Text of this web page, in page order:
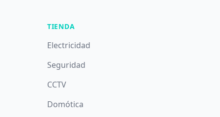
TIENDA
Electricidad
Seguridad
CCTV
Domótica